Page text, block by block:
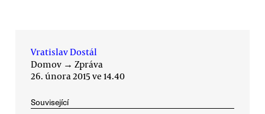
Vratislav Dostál
Domov → Zpráva
26. února 2015 ve 14.40
Související